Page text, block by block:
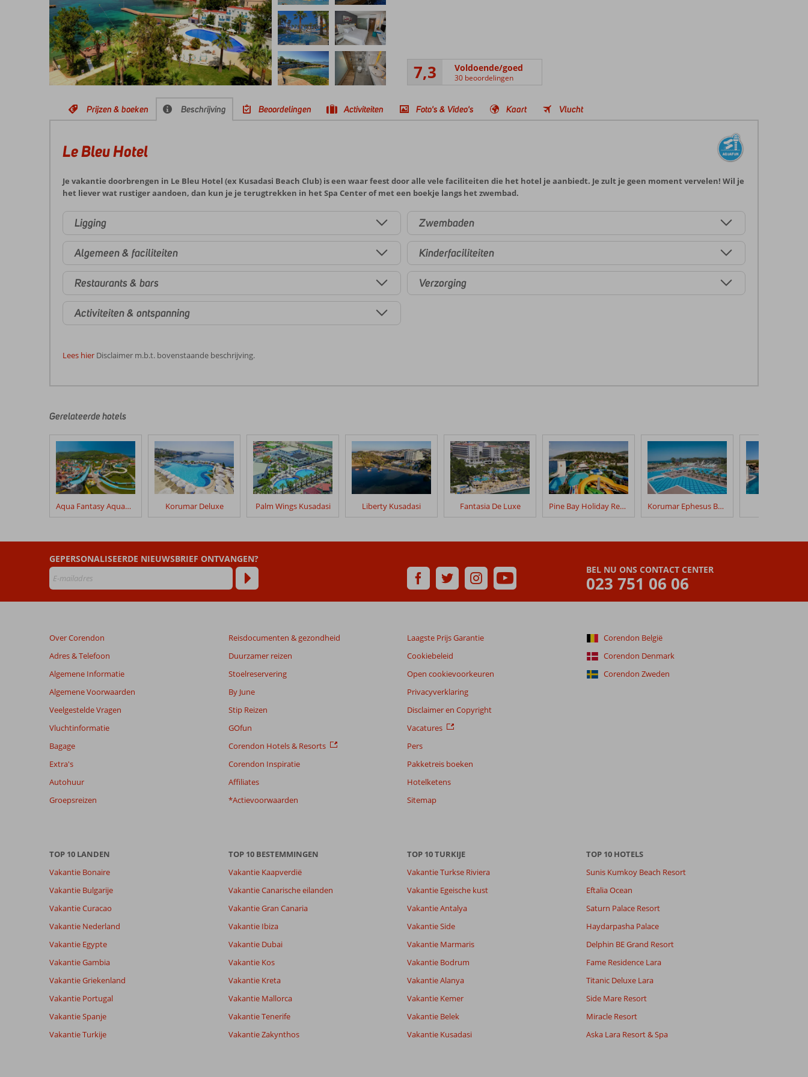
7,3 Voldoende/goed
30 beoordelingen
Prijzen & boeken Beschrijving Beoordelingen Activiteiten Foto's & Video's Kaart Vlucht
Le Bleu Hotel
Je vakantie doorbrengen in Le Bleu Hotel (ex Kusadasi Beach Club) is een waar feest door alle vele faciliteiten die het hotel je aanbiedt. Je zult je geen moment vervelen! Wil je
het liever wat rustiger aandoen, dan kun je je terugtrekken in het Spa Center of met een boekje langs het zwembad.
Ligging
Algemeen & faciliteiten
Restaurants & bars
Activiteiten & ontspanning
Zwembaden
Kinderfaciliteiten
Verzorging
Lees hier Disclaimer m.b.t. bovenstaande beschrijving.
door
klanten
geschreven
na
hun
verblijf
Le
Beoordelingen
die
ouder
zijn
maanden
worden
niet
meer
weergegeven
om
de
relevantie
van
Meer
beoordelingen.
Totale score
Gebaseerd op:
beoordelingen
7,3
Voldoende/goed
Kamers
6,4
Kindvriendelijk
Ervaringen
van onze
klanten
Taal
Filter reisgezelschap
Sorteren op
6,0
Gerelateerde hotels
Aqua Fantasy Aquapark Hotel & Spa Korumar Deluxe Palm Wings Kusadasi Liberty Kusadasi Fantasia De Luxe Pine Bay Holiday Resort Korumar Ephesus Beach & Spa
BEL NU ONS CONTACT CENTER
023 751 06 06
GEPERSONALISEERDE NIEUWSBRIEF ONTVANGEN?
Over Corendon
Adres & Telefoon
Algemene Informatie
Algemene Voorwaarden
Veelgestelde Vragen
Vluchtinformatie
Bagage
Extra's
Autohuur
Groepsreizen
Reisdocumenten & gezondheid
Duurzamer reizen
Stoelreservering
By June
Stip Reizen
GOfun
Corendon Hotels & Resorts
Corendon Inspiratie
Affiliates
*Actievoorwaarden
Laagste Prijs Garantie
Cookiebeleid
Open cookievoorkeuren
Privacyverklaring
Disclaimer en Copyright
Vacatures
Pers
Pakketreis boeken
Hotelketens
Sitemap
Corendon België
Corendon Denmark
Corendon Zweden
TOP 10 LANDEN
Vakantie Bonaire
Vakantie Bulgarije
Vakantie Curacao
Vakantie Nederland
Vakantie Egypte
Vakantie Gambia
Vakantie Griekenland
Vakantie Portugal
Vakantie Spanje
Vakantie Turkije
TOP 10 BESTEMMINGEN
Vakantie Kaapverdië
Vakantie Canarische eilanden
Vakantie Gran Canaria
Vakantie Ibiza
Vakantie Dubai
Vakantie Kos
Vakantie Kreta
Vakantie Mallorca
Vakantie Tenerife
Vakantie Zakynthos
TOP 10 TURKIJE
Vakantie Turkse Riviera
Vakantie Egeische kust
Vakantie Antalya
Vakantie Side
Vakantie Marmaris
Vakantie Bodrum
Vakantie Alanya
Vakantie Kemer
Vakantie Belek
Vakantie Kusadasi
TOP 10 HOTELS
Sunis Kumkoy Beach Resort
Eftalia Ocean
Saturn Palace Resort
Haydarpasha Palace
Delphin BE Grand Resort
Fame Residence Lara
Titanic Deluxe Lara
Side Mare Resort
Miracle Resort
Aska Lara Resort & Spa